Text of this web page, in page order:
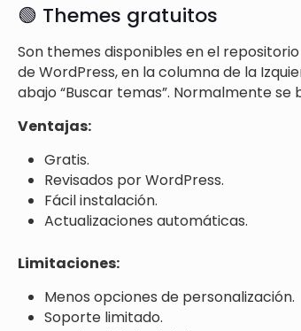
🟢 Themes gratuitos
Son themes disponibles en el
de WordPress, en la columna de la
abajo “Buscar temas”. Normalmente
Ventajas:
Gratis.
Revisados por WordPress.
Fácil instalación.
Actualizaciones automáticas.
Limitaciones:
Menos opciones de personalización.
Soporte limitado.